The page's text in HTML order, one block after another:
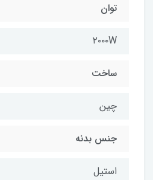
توان
۲۰۰۰W
ساخت
چین
جنس بدنه
استیل